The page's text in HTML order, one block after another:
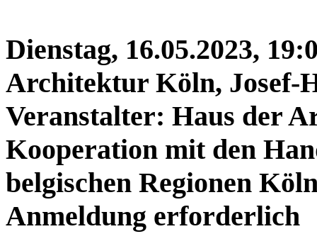
Dienstag, 16.05.2023,
Architektur Köln, Josef-
Veranstalter: Haus der
Kooperation mit den
belgischen Regionen
Anmeldung erforderlich